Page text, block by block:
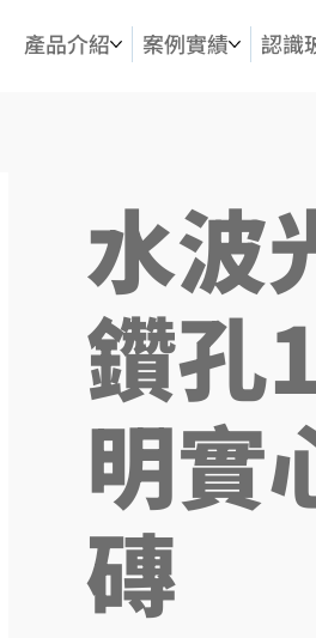
產品介紹 案例實績 認識
水波
鑽孔
明實
磚